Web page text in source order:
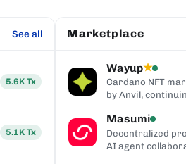
See all
5.6K Tx
5.1K Tx
Marketplace
Wayup★
Cardano NFT
by Anvil,
Masumi
Decentralized
AI agent